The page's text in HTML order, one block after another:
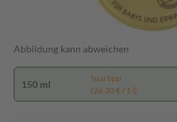
Abbildung kann abweichen
150 ml
Spartipp
(26,33 € / 1 l)